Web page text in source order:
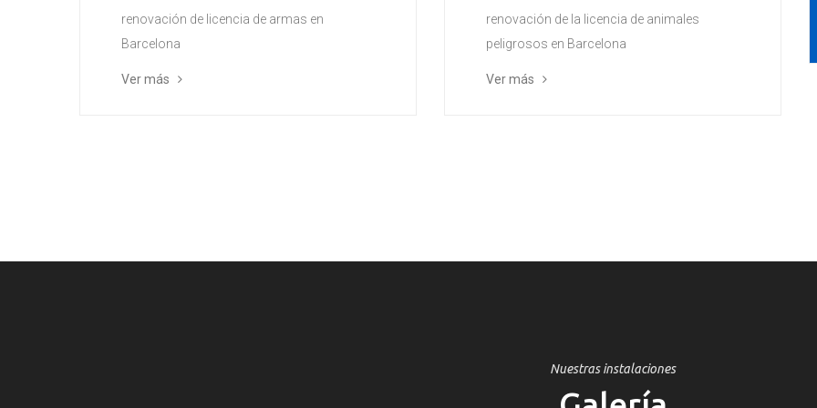
renovación de licencia de armas en
Barcelona
Ver más
renovación de la licencia de animales
peligrosos en Barcelona
Ver más
Nuestras instalaciones